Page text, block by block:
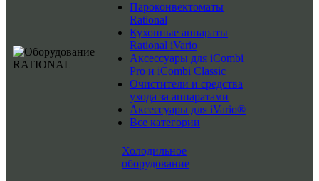
Пароконвектоматы
Rational
Кухонные аппараты
Rational iVario
Аксессуары для iCombi
Pro и iCombi Classic
Очистители и средства
ухода за аппаратами
Аксессуары для iVario®
Все категории
Холодильное
оборудование